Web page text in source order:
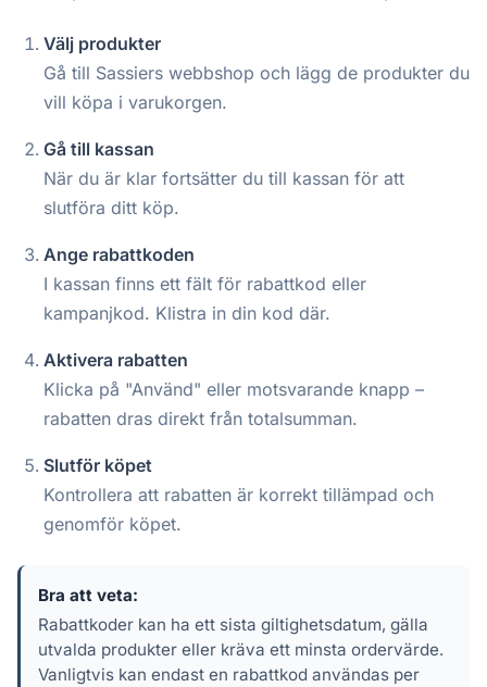
Välj produkter
Gå till Sassiers webbshop och lägg de produkter du
vill köpa i varukorgen.
Gå till kassan
När du är klar fortsätter du till kassan för att
slutföra ditt köp.
Ange rabattkoden
I kassan finns ett fält för rabattkod eller
kampanjkod. Klistra in din kod där.
Aktivera rabatten
Klicka på "Använd" eller motsvarande knapp –
rabatten dras direkt från totalsumman.
Slutför köpet
Kontrollera att rabatten är korrekt tillämpad och
genomför köpet.
Bra att veta:
Rabattkoder kan ha ett sista giltighetsdatum, gälla
utvalda produkter eller kräva ett minsta ordervärde.
Vanligtvis kan endast en rabattkod användas per